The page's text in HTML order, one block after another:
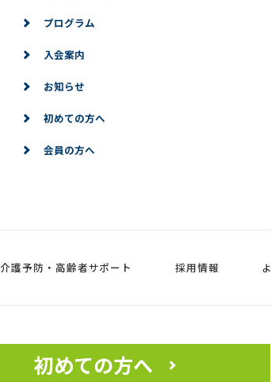
プログラム
入会案内
お知らせ
初めての方へ
会員の方へ
介護予防・高齢者サポート 採用情報
初めての方へ